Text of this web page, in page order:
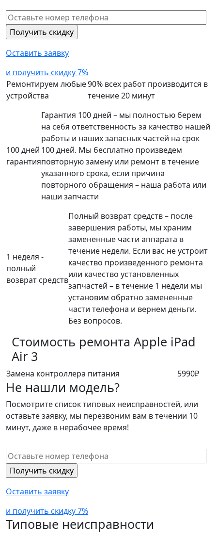
Оставить заявку
и получить скидку 7%
Ремонтируем любые
устройства
90% всех работ производится в
течение 20 минут
100 дней
гарантия
Гарантия 100 дней – мы полностью берем
на себя ответственность за качество нашей
работы и наших запасных частей на срок
100 дней. Мы бесплатно произведем
повторную замену или ремонт в течение
указанного срока, если причина
повторного обращения – наша работа или
наши запчасти
1 неделя -
полный
возврат средств
Полный возврат средств – после
завершения работы, мы храним
замененные части аппарата в
течение недели. Если вас не устроит
качество произведенного ремонта
или качество установленных
запчастей – в течение 1 недели мы
установим обратно замененные
части телефона и вернем деньги.
Без вопросов.
Стоимость ремонта Apple iPad
Air 3
Замена контроллера питания 5990₽
Не нашли модель?
Посмотрите список типовых неисправностей, или
оставьте заявку, мы перезвоним вам в течении 10
минут, даже в нерабочее время!
Оставить заявку
и получить скидку 7%
Типовые неисправности